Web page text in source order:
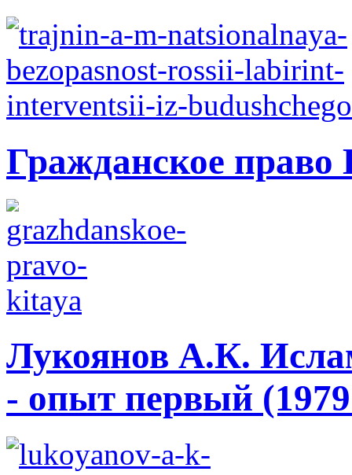
Гражданское право
Лукоянов А.К.
- опыт первый